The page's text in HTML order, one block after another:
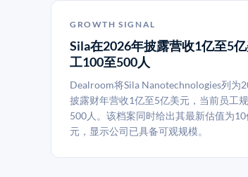
GROWTH SIGNAL
Sila在2026年披露营收1亿至5
工100至500人
Dealroom将Sila Nanotechnologies列为
披露财年营收1亿至5亿美元，当前员工
500人。该档案同时给出其最新估值为
元，显示公司已具备可观规模。